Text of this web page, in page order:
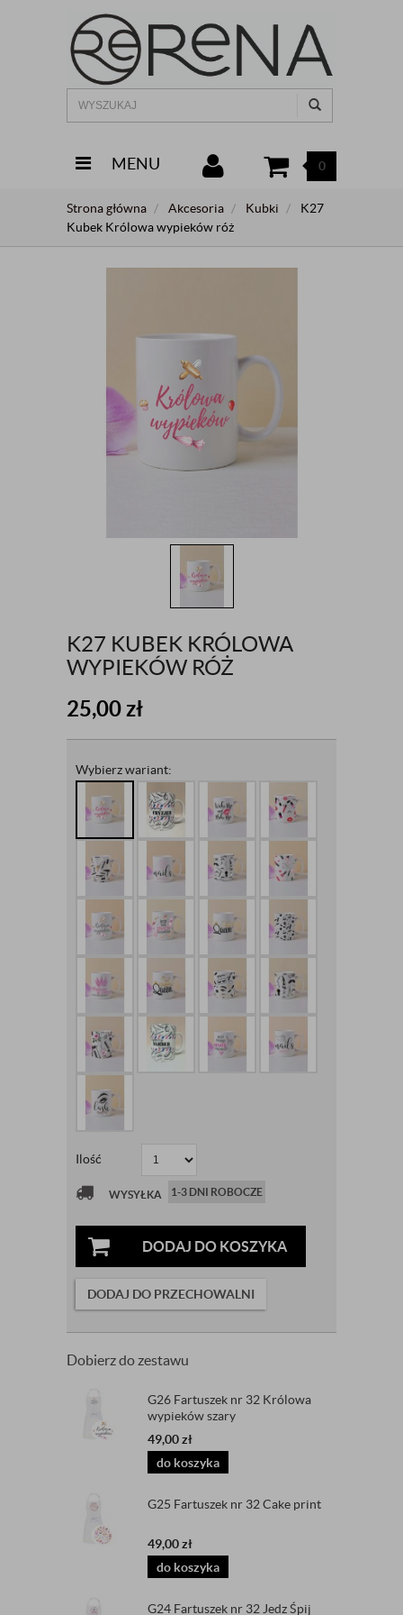
MENU 0
Strona główna Akcesoria Kubki
K27
Kubek Królowa wypieków róż
K27 KUBEK KRÓLOWA
WYPIEKÓW RÓŻ
25,00zł
Wybierz wariant:
Ilość
WYSYŁKA 1-3 DNI ROBOCZE
DODAJ DO KOSZYKA
DODAJ DO PRZECHOWALNI
Dobierz do zestawu
G26 Fartuszek nr 32 Królowa
wypieków szary
49,00zł
do koszyka
G25 Fartuszek nr 32 Cake print
49,00zł
do koszyka
G24 Fartuszek nr 32 Jedz Śpij